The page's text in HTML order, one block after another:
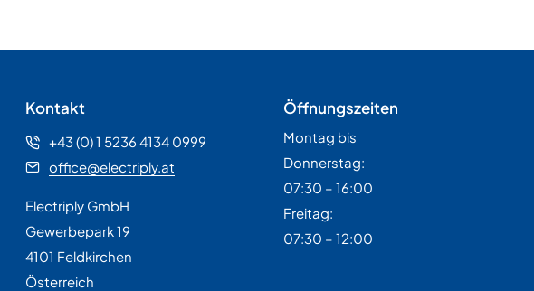
Kontakt
+43 (0) 1 5236 4134 0999
office@electriply.at
Electriply GmbH
Gewerbepark 19
4101 Feldkirchen
Österreich
Öffnungszeiten
Montag bis
Donnerstag:
07:30 – 16:00
Freitag:
07:30 – 12:00